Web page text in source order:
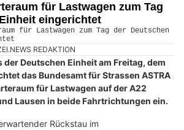
für Lastwagen zum Tag
eingerichtet
REDAKTION
der Deutschen Einheit am Freitag, dem
das Bundesamt für Strassen ASTRA
für Lastwagen auf der A22
Lausen in beide Fahrtrichtungen ein.
Rückstau im